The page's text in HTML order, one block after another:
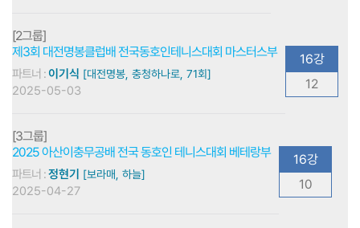
[2그룹]
제3회 대전명봉클럽배 전국동호인테니스대회 마스터스부
파트너 :이기식 [대전명봉, 충청하나로, 71회]
2025-05-03
16강
12
[3그룹]
2025 아산이충무공배 전국 동호인 테니스대회 베테랑부
파트너 :정현기 [보라매, 하늘]
2025-04-27
16강
10